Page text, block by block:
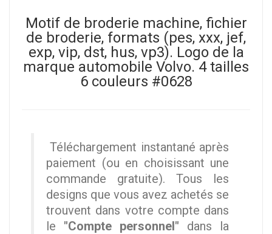
Motif de broderie machine, fichier
de broderie, formats (pes, xxx, jef,
exp, vip, dst, hus, vp3). Logo de la
marque automobile Volvo. 4 tailles
6 couleurs #0628
Téléchargement instantané après
paiement (ou en choisissant une
commande gratuite). Tous les
designs que vous avez achetés se
trouvent dans votre compte dans
le "Compte personnel" dans la